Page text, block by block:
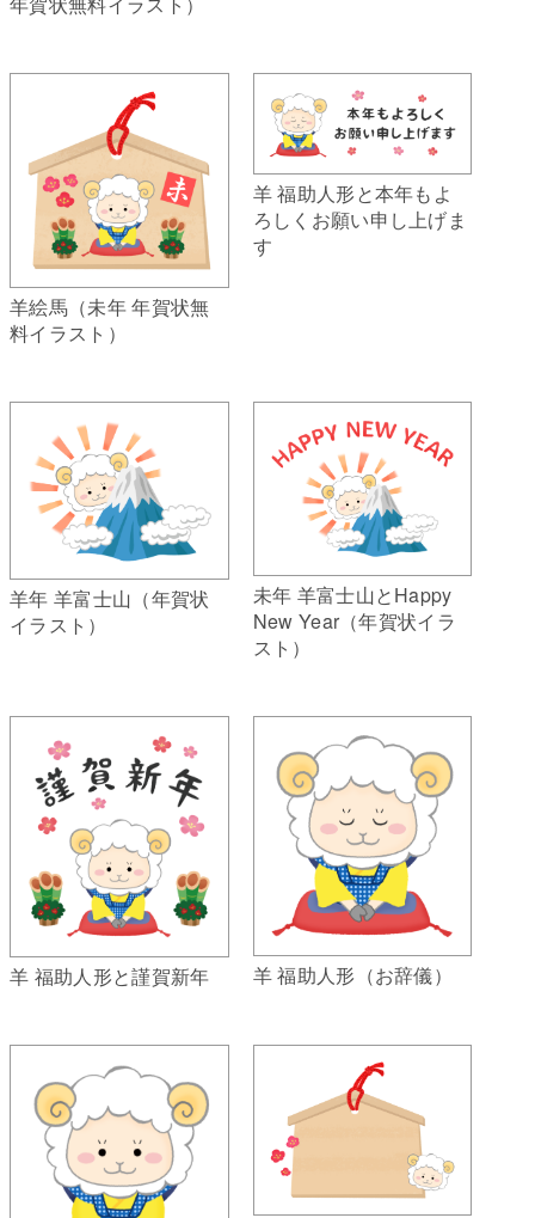
羊絵馬（未年 年賀状無
料イラスト）
羊 福助人形と本年もよ
ろしくお願い申し上げま
す
羊年 羊富士山（年賀状
イラスト）
未年 羊富士山とHappy
New Year（年賀状イラ
スト）
羊 福助人形と謹賀新年 羊 福助人形（お辞儀）